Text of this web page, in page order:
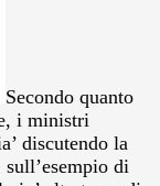
Secondo quanto
i ministri
discutendo la
sull’esempio di